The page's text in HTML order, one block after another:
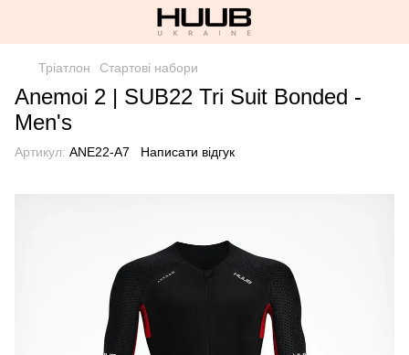
Тріатлон Стартові набори
Anemoi 2 | SUB22 Tri Suit Bonded -
Men's
Артикул: ANE22-A7 Написати відгук